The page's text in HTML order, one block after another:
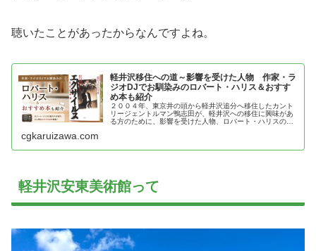
聴いたことがあったからなんですよね。
軽井沢移住への道～影響を受けた人物 作家・ラ
ジオDJでお馴染みのロバート・ハリス＆おすす
め本も紹介
２００４年、東京井の頭から軽井沢追分へ移住したカント
リージェントルマン鴨志田が、軽井沢への移住に興味があ
る方のために、影響を受けた人物、ロバート・ハリスの魅
cgkaruizawa.com
軽井沢安東美術館って